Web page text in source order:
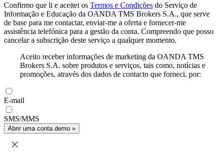
Confirmo que li e aceitei os Termos e Condições do Serviço de
Informação e Educação da OANDA TMS Brokers S.A., que serve
de base para me contactar, enviar-me a oferta e fornecer-me
assistência telefónica para a gestão da conta. Compreendo que posso
cancelar a subscrição deste serviço a qualquer momento.
Aceito receber informações de marketing da OANDA TMS
Brokers S.A. sobre produtos e serviços, tais como, notícias e
promoções, através dos dados de contacto que forneci, por:
E-mail
SMS/MMS
Abrir uma conta demo »